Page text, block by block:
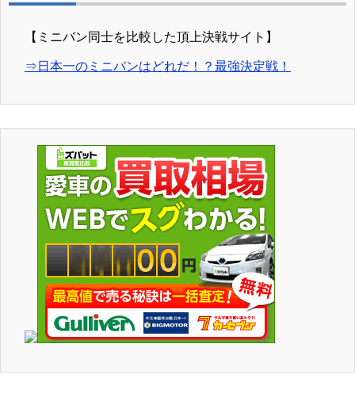
【ミニバン同士を比較した頂上決戦サイト】
⇒日本一のミニバンはどれだ！？最強決定戦！